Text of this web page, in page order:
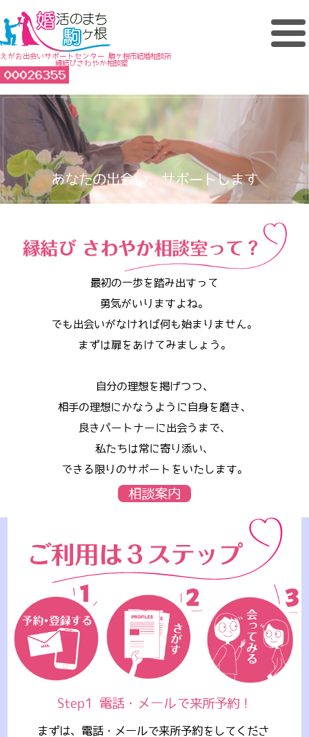
えがお出会いサポートセンター 駒ヶ根市結婚相談所
縁結びさわやか相談室
あなたの出会い、サポートします
最初の一歩を踏み出すって
勇気がいりますよね。
でも出会いがなければ何も始まりません。
まずは扉をあけてみましょう。
自分の理想を掲げつつ、
相手の理想にかなうように自身を磨き、
良きパートナーに出会うまで、
私たちは常に寄り添い、
できる限りのサポートをいたします。
相談案内
Step1 電話・メールで来所予約！
まずは、電話・メールで来所予約をしてくださ